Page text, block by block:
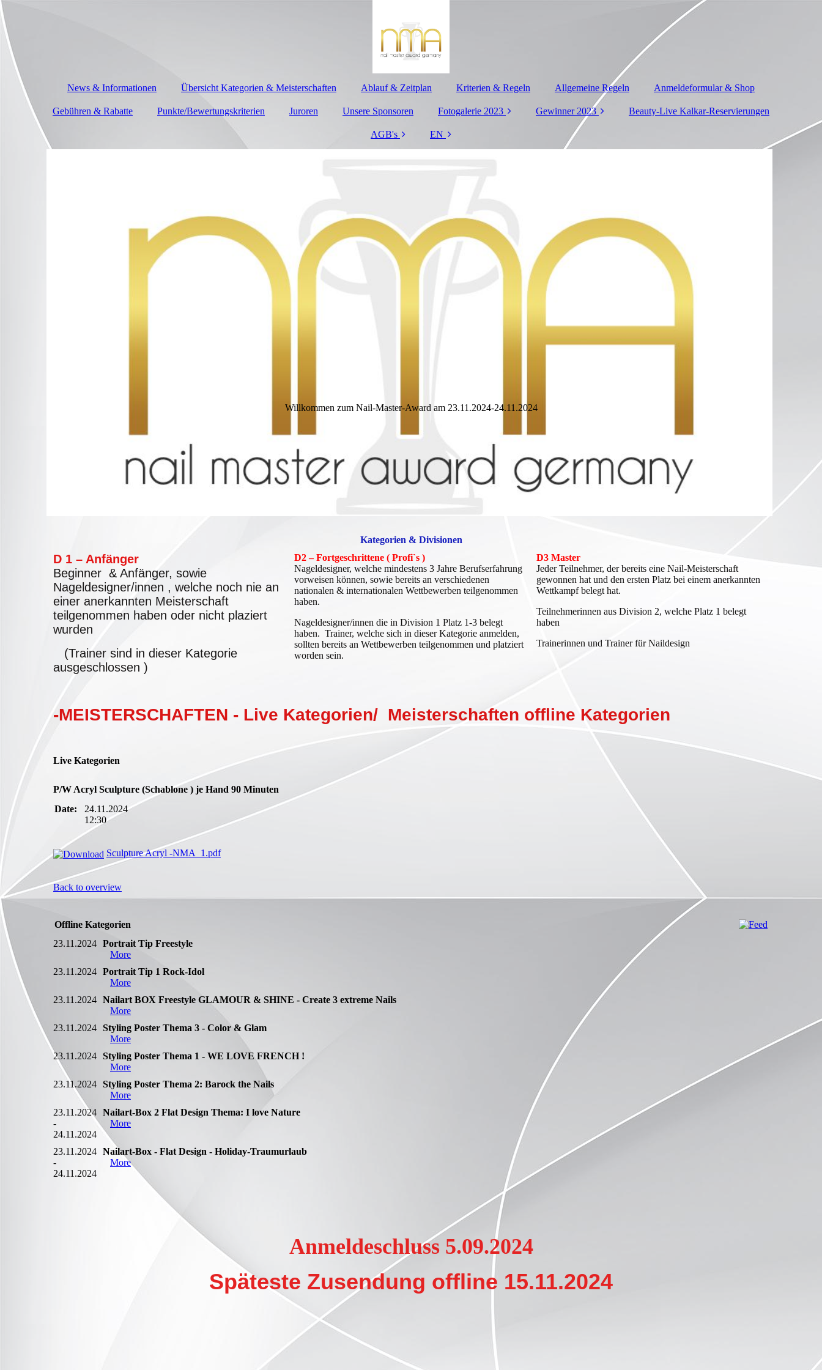
News & Informationen Übersicht Kategorien & Meisterschaften Ablauf & Zeitplan Kriterien & Regeln Allgemeine Regeln Anmeldeformular & Shop
Gebühren & Rabatte Punkte/Bewertungskriterien Juroren Unsere Sponsoren Fotogalerie 2023
Almond-Shape/
Mandelform
Freestyle / Color
Stiletto Nails
Gewinner 2023
Division 1
Beauty-Live Kalkar-Reservierungen
AGB's
(Kopie)
Übersicht Kategorien
& Meisterschaften
(Kopie)
EN
Willkommen zum Nail-Master-Award am 23.11.2024-24.11.2024
Kategorien & Divisionen
D 1 – Anfänger
Beginner & Anfänger, sowie
Nageldesigner/innen , welche noch nie an
einer anerkannten Meisterschaft
teilgenommen haben oder nicht plaziert
wurden
(Trainer sind in dieser Kategorie
ausgeschlossen )
D2 – Fortgeschrittene ( Profi`s )
Nageldesigner, welche mindestens 3 Jahre Berufserfahrung
vorweisen können, sowie bereits an verschiedenen
nationalen & internationalen Wettbewerben teilgenommen
haben.
Nageldesigner/innen die in Division 1 Platz 1-3 belegt
haben. Trainer, welche sich in dieser Kategorie anmelden,
sollten bereits an Wettbewerben teilgenommen und platziert
worden sein.
D3 Master
Jeder Teilnehmer, der bereits eine Nail-Meisterschaft
gewonnen hat und den ersten Platz bei einem anerkannten
Wettkampf belegt hat.
Teilnehmerinnen aus Division 2, welche Platz 1 belegt
haben
Trainerinnen und Trainer für Naildesign
-MEISTERSCHAFTEN - Live Kategorien/ Meisterschaften offline Kategorien
Live Kategorien
P/W Acryl Sculpture (Schablone ) je Hand 90 Minuten
Date:
24.11.2024
12:30
Sculpture Acryl -NMA_1.pdf
Back to overview
Offline Kategorien
23.11.2024 Portrait Tip Freestyle
More
23.11.2024 Portrait Tip 1 Rock-Idol
More
23.11.2024 Nailart BOX Freestyle GLAMOUR & SHINE - Create 3 extreme Nails
More
23.11.2024 Styling Poster Thema 3 - Color & Glam
More
23.11.2024 Styling Poster Thema 1 - WE LOVE FRENCH !
More
23.11.2024 Styling Poster Thema 2: Barock the Nails
More
23.11.2024
-
24.11.2024
Nailart-Box 2 Flat Design Thema: I love Nature
More
23.11.2024
-
24.11.2024
Nailart-Box - Flat Design - Holiday-Traumurlaub
More
Anmeldeschluss 5.09.2024
Späteste Zusendung offline 15.11.2024